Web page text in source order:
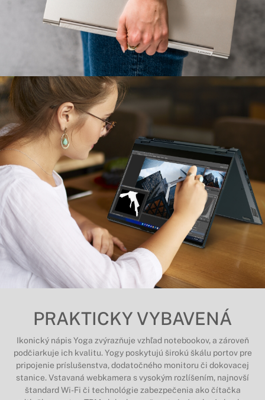
PRAKTICKY VYBAVENÁ
Ikonický nápis Yoga zvýrazňuje vzhľad notebookov, a zároveň
podčiarkuje ich kvalitu. Yogy poskytujú širokú škálu portov pre
pripojenie príslušenstva, dodatočného monitoru či dokovacej
stanice. Vstavaná webkamera s vysokým rozlíšením, najnovší
štandard Wi-Fi či technológie zabezpečenia ako čítačka